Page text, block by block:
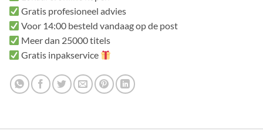
Gratis profesioneel advies
Voor 14:00 besteld vandaag op de post
Meer dan 25000 titels
Gratis inpakservice